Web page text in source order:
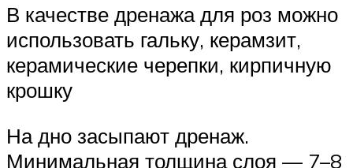
В качестве дренажа для роз можно
использовать гальку, керамзит,
керамические черепки, кирпичную
крошку
На дно засыпают дренаж.
Минимальная толщина слоя — 7–8